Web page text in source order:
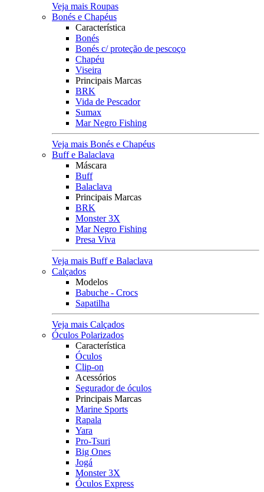
Veja mais Roupas
Bonés e Chapéus
Característica
Bonés
Bonés c/ proteção de pescoço
Chapéu
Viseira
Principais Marcas
BRK
Vida de Pescador
Sumax
Mar Negro Fishing
Veja mais Bonés e Chapéus
Buff e Balaclava
Máscara
Buff
Balaclava
Principais Marcas
BRK
Monster 3X
Mar Negro Fishing
Presa Viva
Veja mais Buff e Balaclava
Calçados
Modelos
Babuche - Crocs
Sapatilha
Veja mais Calçados
Óculos Polarizados
Característica
Óculos
Clip-on
Acessórios
Segurador de óculos
Principais Marcas
Marine Sports
Rapala
Yara
Pro-Tsuri
Big Ones
Jogá
Monster 3X
Óculos Express